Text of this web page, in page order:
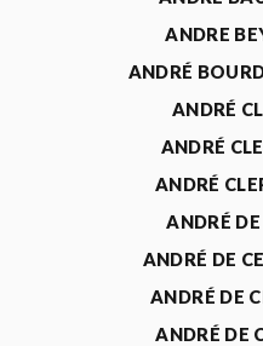
ANDRE
ANDRÉ
ANDRÉ
ANDRÉ
ANDRÉ
ANDRÉ
ANDRÉ DE
ANDRÉ DE
ANDRÉ DE